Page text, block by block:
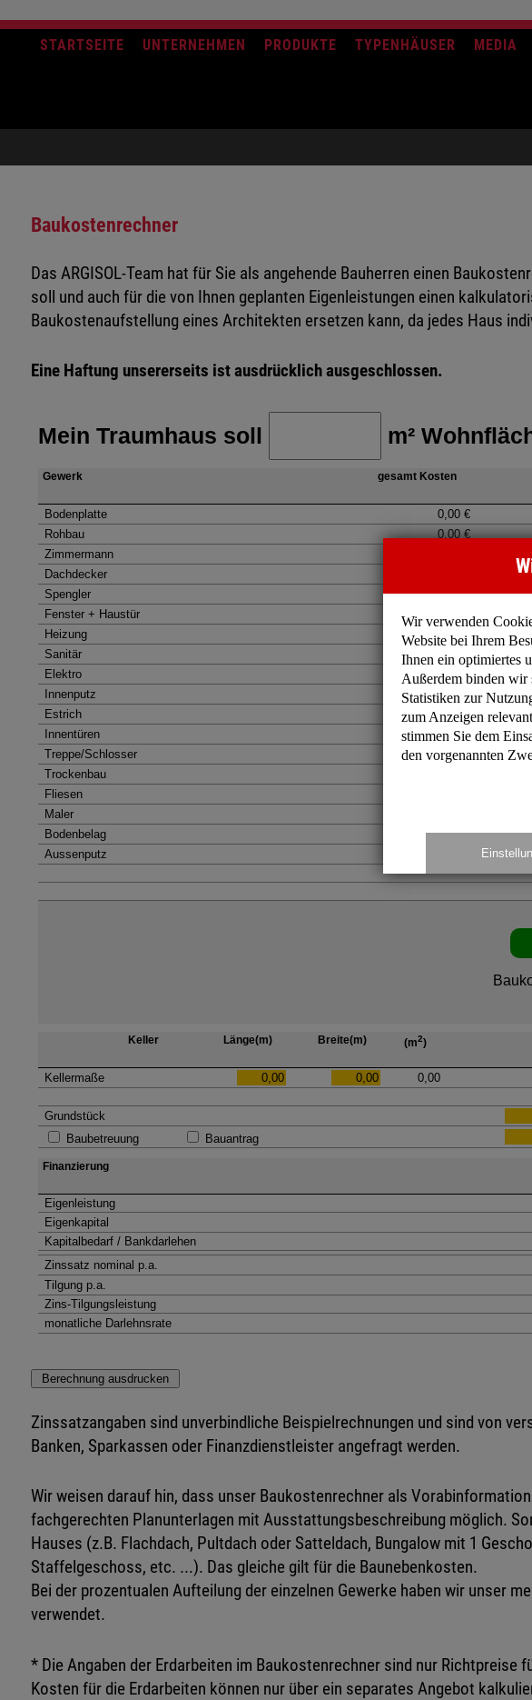
STARTSEITE UNTERNEHMEN PRODUKTE TYPENHÄUSER MEDIA
Baukostenrechner
Das ARGISOL-Team hat für Sie als angehende Bauherren einen
soll und auch für die von Ihnen geplanten Eigenleistungen einen
Baukostenaufstellung eines Architekten ersetzen kann, da jedes Haus
Eine Haftung unsererseits ist ausdrücklich ausgeschlossen.
Zinssatzangaben sind unverbindliche Beispielrechnungen und sind von
Banken, Sparkassen oder Finanzdienstleister angefragt werden.
Wir weisen darauf hin, dass unser Baukostenrechner als
fachgerechten Planunterlagen mit Ausstattungsbeschreibung möglich.
Hauses (z.B. Flachdach, Pultdach oder Satteldach, Bungalow mit 1
Staffelgeschoss, etc. ...). Das gleiche gilt für die Baunebenkosten.
Bei der prozentualen Aufteilung der einzelnen Gewerke haben wir unser
verwendet.
* Die Angaben der Erdarbeiten im Baukostenrechner sind nur
Kosten für die Erdarbeiten können nur über ein separates Angebot
Wir verwenden
Website bei Ihrem
Ihnen ein optimiertes
Außerdem binden wir
Statistiken zur
zum Anzeigen
stimmen Sie dem
den vorgenannten